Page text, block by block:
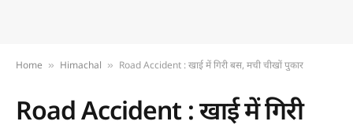
Home » Himachal » Road Accident : खाई में गिरी बस, मची चीखों पुकार
Road Accident : खाई में गिरी